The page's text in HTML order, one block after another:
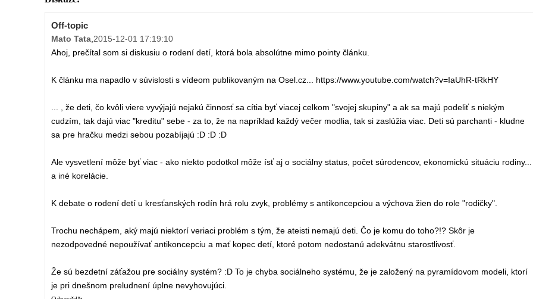
Off-topic
Mato Tata,2015-12-01 17:19:10
Ahoj, prečítal som si diskusiu o rodení detí, ktorá bola absolútne mimo pointy článku.
K článku ma napadlo v súvislosti s vídeom publikovaným na Osel.cz... https://www.youtube.com/watch?v=IaUhR-tRkHY
... , že deti, čo kvôli viere vyvýjajú nejakú činnosť sa cítia byť viacej celkom "svojej skupiny" a ak sa majú podeliť s niekým
cudzím, tak dajú viac "kreditu" sebe - za to, že na napríklad každý večer modlia, tak si zaslúžia viac. Deti sú parchanti - kludne
sa pre hračku medzi sebou pozabíjajú :D :D :D
Ale vysvetlení môže byť viac - ako niekto podotkol môže ísť aj o sociálny status, počet súrodencov, ekonomickú situáciu rodiny...
a iné korelácie.
K debate o rodení detí u kresťanských rodín hrá rolu zvyk, problémy s antikoncepciou a výchova žien do role "rodičky".
Trochu nechápem, aký majú niektorí veriaci problém s tým, že ateisti nemajú deti. Čo je komu do toho?!? Skôr je
nezodpovedné nepoužívať antikoncepciu a mať kopec detí, ktoré potom nedostanú adekvátnu starostlivosť.
Že sú bezdetní záťažou pre sociálny systém? :D To je chyba sociálneho systému, že je založený na pyramídovom modeli, ktorí
je pri dnešnom preludnení úplne nevyhovujúci.